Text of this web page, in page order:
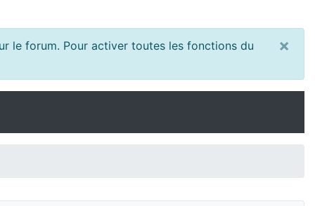
le forum. Pour activer toutes les fonctions du ×